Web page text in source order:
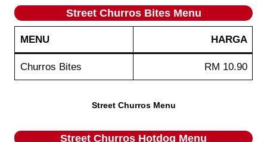
Street Churros Bites Menu
MENU HARGA
Churros Bites RM 10.90
Street Churros Menu
Street Churros Hotdog Menu